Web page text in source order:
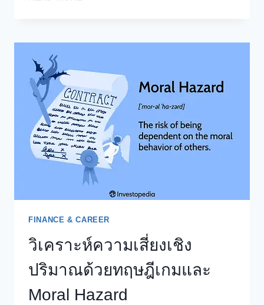
เท็จ
อัน
ดู
เป็น
SCAM
แจ้ง
ว่า
มี
ข้อความ
ท่าน
FINANCE & CAREER
วิเคราะห์ความเสี่ยงเชิง
ปริมาณด้วยทฤษฎีเกมและ
Moral Hazard